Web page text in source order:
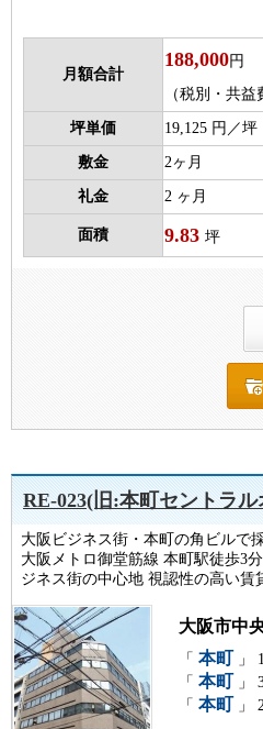
月額合計
188,000円
（税別・共益
坪単価 19,125 円／坪
敷金 2ヶ月
礼金 2 ヶ月
面積 9.83 坪
RE-023(旧:本町セントラ
大阪ビジネス街・本町の角ビルで
大阪メトロ御堂筋線 本町駅徒歩3
ジネス街の中心地 視認性の高い賃
大阪市中
「 本町 」
「 本町 」
「 本町 」